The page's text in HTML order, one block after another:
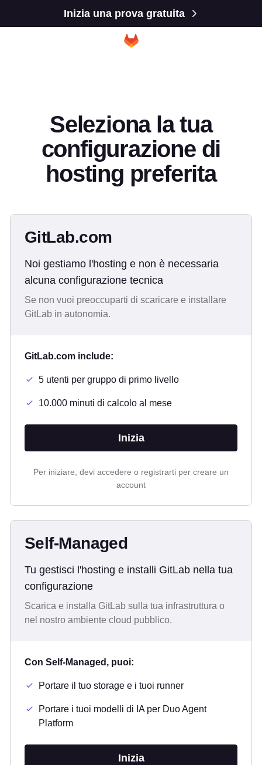
Inizia una prova gratuita
Seleziona la tua
configurazione di
hosting preferita
GitLab.com
Noi gestiamo l'hosting e non è necessaria
alcuna configurazione tecnica
Se non vuoi preoccuparti di scaricare e installare
GitLab in autonomia.
GitLab.com include:
5 utenti per gruppo di primo livello
10.000 minuti di calcolo al mese
Inizia
Per iniziare, devi accedere o registrarti per creare un
account
Self-Managed
Tu gestisci l'hosting e installi GitLab nella tua
configurazione
Scarica e installa GitLab sulla tua infrastruttura o
nel nostro ambiente cloud pubblico.
Con Self-Managed, puoi:
Portare il tuo storage e i tuoi runner
Portare i tuoi modelli di IA per Duo Agent
Platform
Inizia